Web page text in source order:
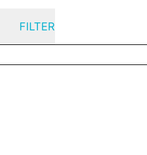
FILTER